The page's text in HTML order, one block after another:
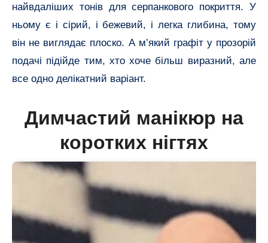
найвдаліших тонів для серпанкового покриття. У
ньому є і сірий, і бежевий, і легка глибина, тому
він не виглядає плоско. А м’який графіт у прозорій
подачі підійде тим, хто хоче більш виразний, але
все одно делікатний варіант.
Димчастий манікюр на
коротких нігтях